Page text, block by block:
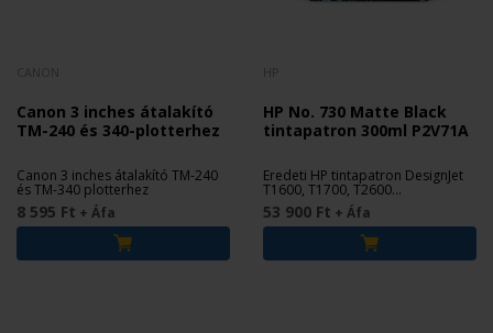
Canon 3 inches átalakító
TM-240 és 340-plotterhez
Canon 3 inches átalakító TM-240
és TM-340 plotterhez
8 595 Ft + Áfa
HP No. 730 Matte Black
tintapatron 300ml P2V71A
Eredeti HP tintapatron DesignJet
T1600, T1700, T2600
nyomtatókhoz.
53 900 Ft + Áfa